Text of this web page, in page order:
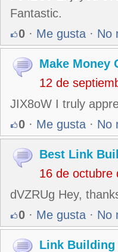
Fantastic.
0 · Me gusta · No
Make Money
12 de
JIX8oW I truly
0 · Me gusta · No
Best Link
16 de octubre
dVZRUg Hey,
0 · Me gusta · No
Link Building